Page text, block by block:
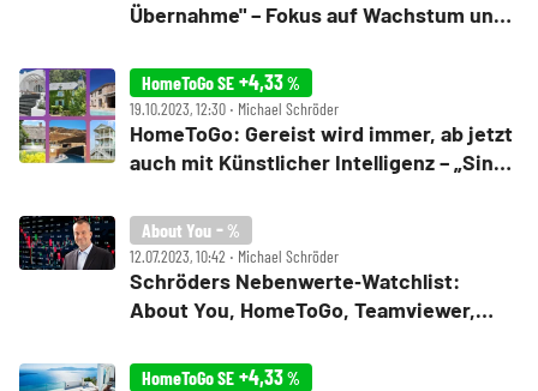
Übernahme" – Fokus auf Wachstum und
HomeToGo SE +4,33%
19.10.2023, 12:30 ‧ Michael Schröder
HomeToGo: Gereist wird immer, ab jetzt
auch mit Künstlicher Intelligenz – „Sind
About You - %
12.07.2023, 10:42 ‧ Michael Schröder
Schröders Nebenwerte‑Watchlist:
About You, HomeToGo, Teamviewer,
HomeToGo SE +4,33%